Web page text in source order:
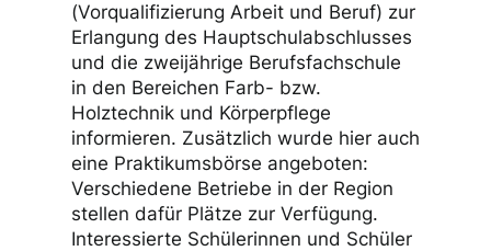
(Vorqualifizierung Arbeit und Beruf) zur
Erlangung des Hauptschulabschlusses
und die zweijährige Berufsfachschule
in den Bereichen Farb- bzw.
Holztechnik und Körperpflege
informieren. Zusätzlich wurde hier auch
eine Praktikumsbörse angeboten:
Verschiedene Betriebe in der Region
stellen dafür Plätze zur Verfügung.
Interessierte Schülerinnen und Schüler